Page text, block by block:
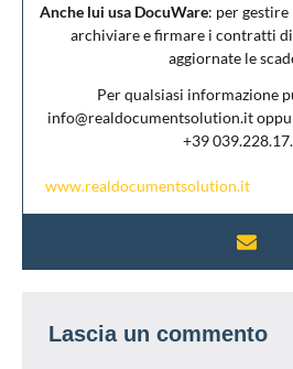
Anche lui usa DocuWare: per
archiviare e firmare i contratti
aggiornate le
Per qualsiasi informazione
info@realdocumentsolution.it
+39
www.realdocumentsolution.it
Lascia un commento